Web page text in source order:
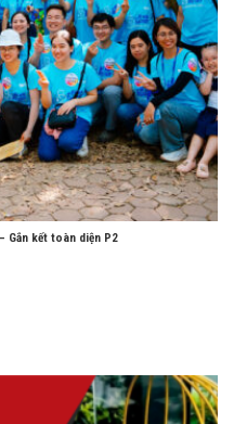
Gắn kết toàn diện P2